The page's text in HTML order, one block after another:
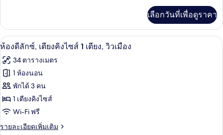
เตียง
เดี่ยว
2
เตียง,
วิว
สวน
หย่อม
เกี่ยว
กับ
ห้อง
พี
เรีย,
เดี่ยว
2
เตียง,
วิว
สวน
เลือกวันที่เพื่อดูราคา
เปิด
ภาพถ่าย
ทั้งหมด
ของ
ห้อง
ดี
ลัก
มินิบาร์, ตู้นิรภัยในห้องพัก, โต๊ะทำงา
4
ห้องดีลักซ์, เตียงคิงไซส์ 1 เตียง, วิวเมือง
34 ตารางเมตร
1 ห้องนอน
พักได้ 3 คน
1 เตียงคิงไซส์
Wi-Fi ฟรี
รายละเอียดเพิ่มเติม
ราย